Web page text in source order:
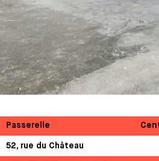
Passerelle
52, rue du Château